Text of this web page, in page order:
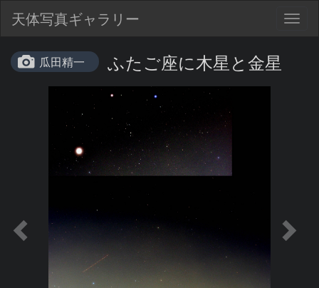
天体写真ギャラリー
瓜田精一 ふたご座に木星と金星